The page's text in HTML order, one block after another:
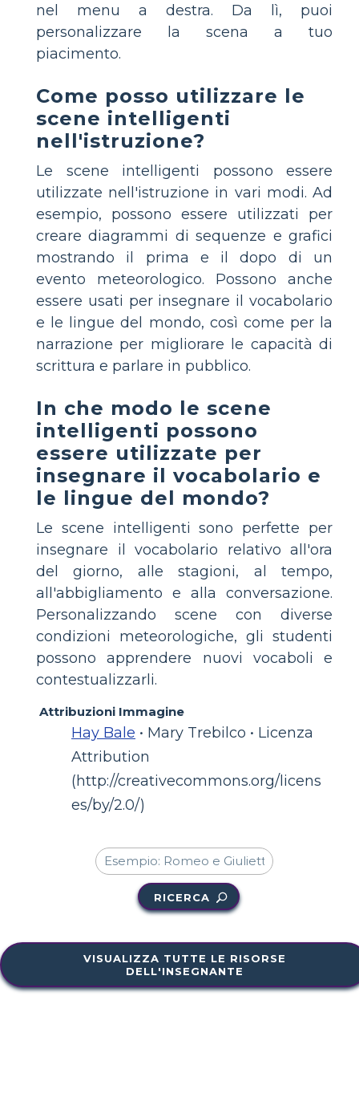
nel menu a destra. Da lì, puoi
personalizzare la scena a tuo
piacimento.
Come posso utilizzare le
scene intelligenti
nell'istruzione?
Le scene intelligenti possono essere
utilizzate nell'istruzione in vari modi. Ad
esempio, possono essere utilizzati per
creare diagrammi di sequenze e grafici
mostrando il prima e il dopo di un
evento meteorologico. Possono anche
essere usati per insegnare il vocabolario
e le lingue del mondo, così come per la
narrazione per migliorare le capacità di
scrittura e parlare in pubblico.
In che modo le scene
intelligenti possono
essere utilizzate per
insegnare il vocabolario e
le lingue del mondo?
Le scene intelligenti sono perfette per
insegnare il vocabolario relativo all'ora
del giorno, alle stagioni, al tempo,
all'abbigliamento e alla conversazione.
Personalizzando scene con diverse
condizioni meteorologiche, gli studenti
possono apprendere nuovi vocaboli e
contestualizzarli.
Attribuzioni Immagine
Hay Bale • Mary Trebilco • Licenza
Attribution
(http://creativecommons.org/licens
es/by/2.0/)
RICERCA
VISUALIZZA TUTTE LE RISORSE
DELL'INSEGNANTE